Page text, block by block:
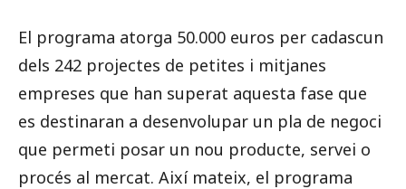
El programa atorga 50.000 euros per cadascun
dels 242 projectes de petites i mitjanes
empreses que han superat aquesta fase que
es destinaran a desenvolupar un pla de negoci
que permeti posar un nou producte, servei o
procés al mercat. Així mateix, el programa